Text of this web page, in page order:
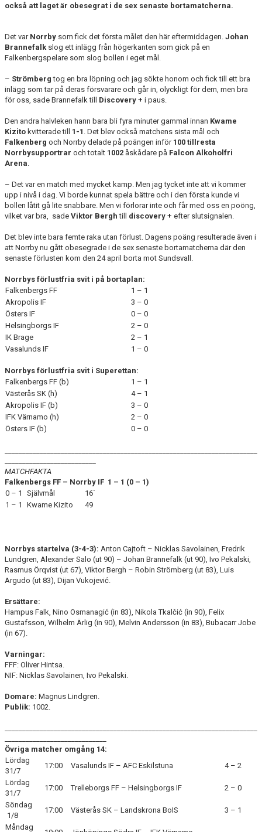
också att laget är obesegrat i de sex senaste bortamatcherna.
Det var Norrby som fick det första målet den här eftermiddagen. Johan
Brannefalk slog ett inlägg från högerkanten som gick på en
Falkenbergspelare som slog bollen i eget mål.
– Strömberg tog en bra löpning och jag sökte honom och fick till ett bra
inlägg som tar på deras försvarare och går in, olyckligt för dem, men bra
för oss, sade Brannefalk till Discovery + i paus.
Den andra halvleken hann bara bli fyra minuter gammal innan Kwame
Kizito kvitterade till 1-1 . Det blev också matchens sista mål och
Falkenberg och Norrby delade på poängen inför 100 tillresta
Norrbysupportrar och totalt 1002 åskådare på Falcon Alkoholfri
Arena
– Det var en match med mycket kamp. Men jag tycket inte att vi kommer
upp i nivå i dag. Vi borde kunnat spela bättre och i den första kunde vi
bollen låtit gå lite snabbare. Men vi förlorar inte och får med oss en poöng,
vilket var bra, sade Viktor Bergh till discovery + efter slutsignalen.
Det blev inte bara femte raka utan förlust. Dagens poäng resulterade även i
att Norrby nu gått obesegrade i de sex senaste bortamatcherna där den
senaste förlusten kom den 24 april borta mot Sundsvall.
Norrbys förlustfria svit i på bortaplan:
Falkenbergs FF
1 – 1
Akropolis IF
3 – 0
Östers IF
0 – 0
Helsingborgs IF
2 – 0
IK Brage
2 – 1
Vasalunds IF
1 – 0
Norrbys förlustfria svit i Superettan:
Falkenbergs FF (b)
1 – 1
Västerås SK (h)
4 – 1
Akropolis IF (b)
3 – 0
IFK Värnamo (h)
2 – 0
Östers IF (b)
0 – 0
MATCHFAKTA
Falkenbergs FF – Norrby IF 1 – 1 (0 – 1)
0 – 1
Självmål
16´
1 – 1
Kwame Kizito 49
Norrbys startelva (3-4-3): Anton Cajtoft – Nicklas Savolainen, Fredrik
Lundgren, Alexander Salo (ut 90) – Johan Brannefalk (ut 90), Ivo Pekalski,
Rasmus Örqvist (ut 67), Viktor Bergh – Robin Strömberg (ut 83), Luis
Argudo (ut 83), Dijan Vukojević.
Ersättare:
Hampus Falk, Nino Osmanagić (in 83), Nikola Tkalčić (in 90), Felix
Gustafsson, Wilhelm Ärlig (in 90), Melvin Andersson (in 83), Bubacarr Jobe
(in 67).
Varningar:
FFF: Oliver Hintsa.
NIF: Nicklas Savolainen, Ivo Pekalski.
Domare: Magnus Lindgren.
Publik: 1002.
Övriga matcher omgång 14:
Lördag
31/7
17:00 Vasalunds IF – AFC Eskilstuna
4 – 2
Lördag
31/7
17:00 Trelleborgs FF – Helsingborgs IF
2 – 0
Söndag
1/8
17:00 Västerås SK – Landskrona BoIS
3 – 1
Måndag